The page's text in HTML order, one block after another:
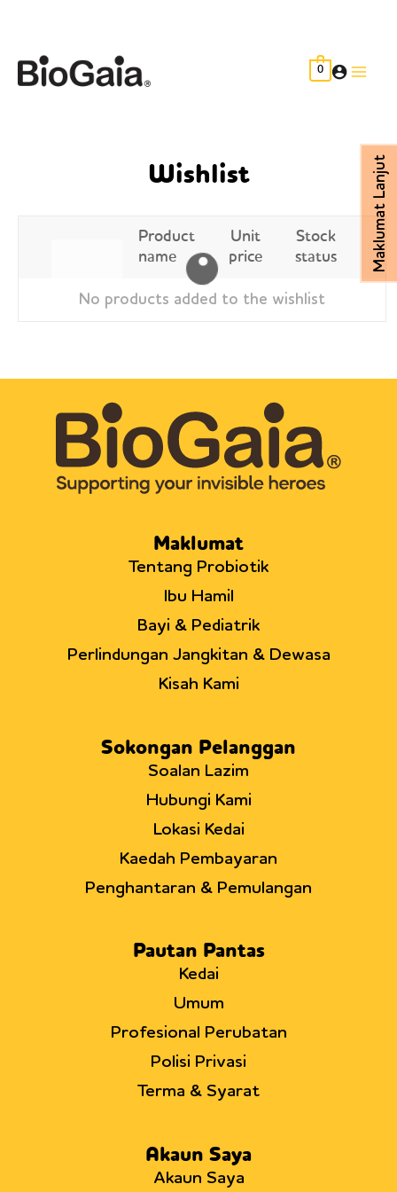
content
0
Wishlist
Product
name
Unit
price
Stock
status
No products added to the wishlist
Maklumat Lanjut
Maklumat
Tentang Probiotik
Ibu Hamil
Bayi & Pediatrik
Perlindungan Jangkitan & Dewasa
Kisah Kami
Sokongan Pelanggan
Soalan Lazim
Hubungi Kami
Lokasi Kedai
Kaedah Pembayaran
Penghantaran & Pemulangan
Pautan Pantas
Kedai
Umum
Profesional Perubatan
Polisi Privasi
Terma & Syarat
Akaun Saya
Akaun Saya